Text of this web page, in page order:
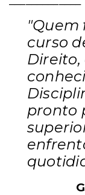
"Quem
curso
Direito,
pronto